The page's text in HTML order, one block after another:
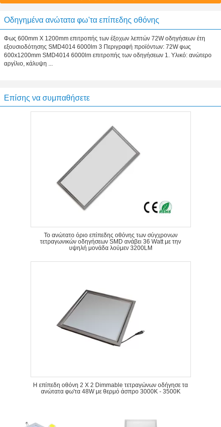
Οδηγημένα ανώτατα φω'τα επίπεδης οθόνης
Φως 600mm X 1200mm επιτροπής των έξοχων λεπτών 72W οδηγήσεων έτη
εξουσιοδότησης SMD4014 6000lm 3 Περιγραφή προϊόντων: 72W φως
600x1200mm SMD4014 6000lm επιτροπής των οδηγήσεων 1. Υλικό: ανώτερο
αργίλιο, κάλυψη ...
Επίσης να συμπαθήσετε
Το ανώτατο όριο επίπεδης οθόνης των σύγχρονων
τετραγωνικών οδηγήσεων SMD ανάβει 36 Watt με την
υψηλή μονάδα λούμεν 3200LM
Η επίπεδη οθόνη 2 X 2 Dimmable τετραγώνων οδήγησε τα
ανώτατα φω'τα 48W με θερμό άσπρο 3000K - 3500K